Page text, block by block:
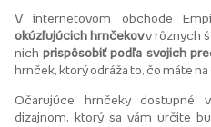
V internetovom obchode
okúzľujúcich hrnčekovv rôznych
nichprispôsobiť podľa svojich
hrnček, ktorý odráža to, čo máte na
Očarujúce hrnčeky dostupné
dizajnom, ktorý sa vám určite